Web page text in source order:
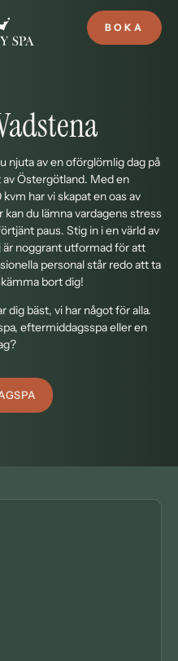
BOKA
njuta av en oförglömlig dag på
Östergötland. Med en
har vi skapat en oas av
du lämna vardagens stress
paus. Stig in i en värld av
är noggrant utformad för att
personal står redo att ta
bort dig!
dig bäst, vi har något för alla.
eftermiddagsspa eller en